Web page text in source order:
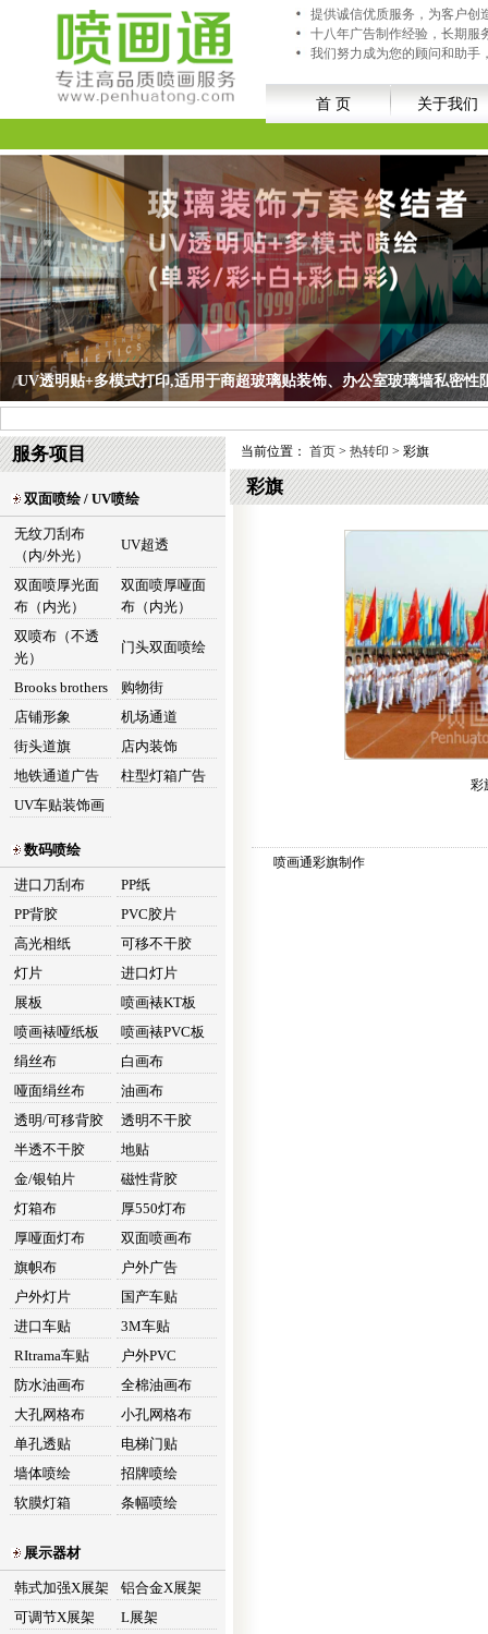
提供诚信优质服务，为客户创
十八年广告制作经验，长期服
我们努力成为您的顾问和助手
首 页 关于我们
UV透明贴+多模式打印,适用于商超玻璃贴装饰、办公室玻璃墙私密性
服务项目
双面喷绘 / UV喷绘
无纹刀刮布
（内/外光）
UV超透
双面喷厚光面
布（内光）
双面喷厚哑面
布（内光）
双喷布（不透
光）
门头双面喷绘
Brooks brothers
购物街
店铺形象
机场通道
街头道旗
店内装饰
地铁通道广告
柱型灯箱广告
UV车贴装饰画
数码喷绘
进口刀刮布
PP纸
PP背胶
PVC胶片
高光相纸
可移不干胶
灯片
进口灯片
展板
喷画裱KT板
喷画裱哑纸板
喷画裱PVC板
绢丝布
白画布
哑面绢丝布
油画布
透明/可移背胶
透明不干胶
半透不干胶
地贴
金/银铂片
磁性背胶
灯箱布
厚550灯布
厚哑面灯布
双面喷画布
旗帜布
户外广告
户外灯片
国产车贴
进口车贴
3M车贴
RItrama车贴
户外PVC
防水油画布
全棉油画布
大孔网格布
小孔网格布
单孔透贴
电梯门贴
墙体喷绘
招牌喷绘
软膜灯箱
条幅喷绘
展示器材
韩式加强X展架
铝合金X展架
可调节X展架
L展架
当前位置： 首页 > 热转印 > 彩旗
彩旗
彩
喷画通彩旗制作